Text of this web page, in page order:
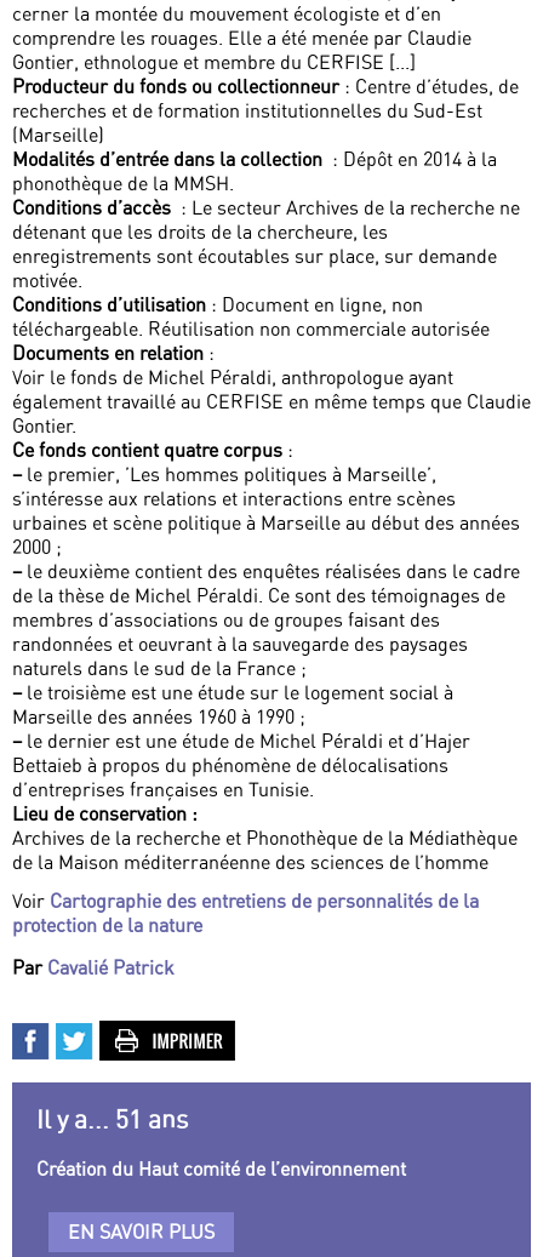
cerner la montée du mouvement écologiste et d’en
comprendre les rouages. Elle a été menée par Claudie
Gontier, ethnologue et membre du CERFISE [...]
Producteur du fonds ou collectionneur: Centre d’études, de
recherches et de formation institutionnelles du Sud-Est
(Marseille)
Modalités d’entrée dans la collection : Dépôt en 2014 à la
phonothèque de la MMSH.
Conditions d’accès : Le secteur Archives de la recherche ne
détenant que les droits de la chercheure, les
enregistrements sont écoutables sur place, sur demande
motivée.
Conditions d’utilisation : Document en ligne, non
téléchargeable. Réutilisation non commerciale autorisée
Documents en relation :
Voir le fonds de Michel Péraldi, anthropologue ayant
également travaillé au CERFISE en même temps que Claudie
Gontier.
Ce fonds contient quatre corpus :
–le premier, ’Les hommes politiques à Marseille’,
s’intéresse aux relations et interactions entre scènes
urbaines et scène politique à Marseille au début des années
2000 ;
–le deuxième contient des enquêtes réalisées dans le cadre
de la thèse de Michel Péraldi. Ce sont des témoignages de
membres d’associations ou de groupes faisant des
randonnées et oeuvrant à la sauvegarde des paysages
naturels dans le sud de la France ;
–le troisième est une étude sur le logement social à
Marseille des années 1960 à 1990 ;
–le dernier est une étude de Michel Péraldi et d’Hajer
Bettaieb à propos du phénomène de délocalisations
d’entreprises françaises en Tunisie.
Lieu de conservation :
Archives de la recherche et Phonothèque de la Médiathèque
de la Maison méditerranéenne des sciences de l’homme
Voir Cartographie des entretiens de personnalités de la
protection de la nature
Par Cavalié Patrick
Il y a... 51 ans
Création du Haut comité de l’environnement
EN SAVOIR PLUS